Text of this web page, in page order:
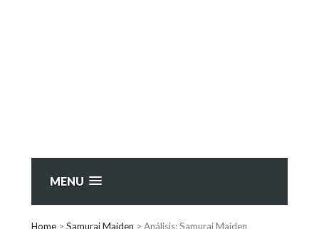
MENU
Home > Samurai Maiden > Análisis: Samurai Maiden